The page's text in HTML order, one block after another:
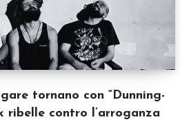
tornano con “Dunning-
ribelle contro l’arroganza